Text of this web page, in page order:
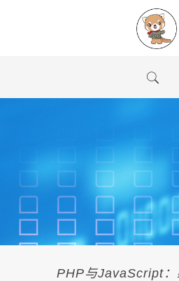
PHP与JavaScript